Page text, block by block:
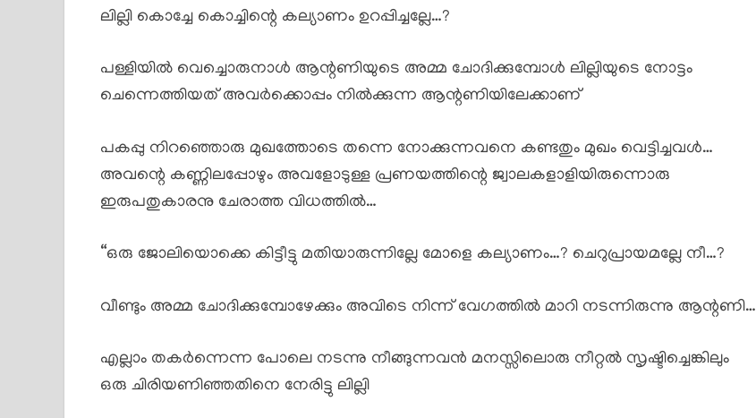
ലില്ലി കൊച്ചേ കൊച്ചിന്റെ കല്യാണം ഉറപ്പിച്ചല്ലേ…?
പള്ളിയിൽ വെച്ചൊരുനാൾ ആന്റണിയുടെ അമ്മ ചോദിക്കുമ്പോൾ ലില്ലിയുടെ നോട്ടം
ചെന്നെത്തിയത് അവർക്കൊപ്പം നിൽക്കുന്ന ആന്റണിയിലേക്കാണ്
പകപ്പു നിറഞ്ഞൊരു മുഖത്തോടെ തന്നെ നോക്കുന്നവനെ കണ്ടതും മുഖം വെട്ടിച്ചവൾ…
അവന്റെ കണ്ണിലപ്പോഴും അവളോടുള്ള പ്രണയത്തിന്റെ ജ്വാലകളാളിയിരുന്നൊരു
ഇരുപതുകാരനു ചേരാത്ത വിധത്തിൽ…
“ഒരു ജോലിയൊക്കെ കിട്ടീട്ടു മതിയാരുന്നില്ലേ മോളെ കല്യാണം…? ചെറുപ്രായമല്ലേ നീ…?
വീണ്ടും അമ്മ ചോദിക്കുമ്പോഴേക്കും അവിടെ നിന്ന് വേഗത്തിൽ മാറി നടന്നിരുന്നു ആന്റണി…
എല്ലാം തകർന്നെന്ന പോലെ നടന്നു നീങ്ങുന്നവൻ മനസ്സിലൊരു നീറ്റൽ സൃഷ്ടിച്ചെങ്കിലും
ഒരു ചിരിയണിഞ്ഞതിനെ നേരിട്ടു ലില്ലി